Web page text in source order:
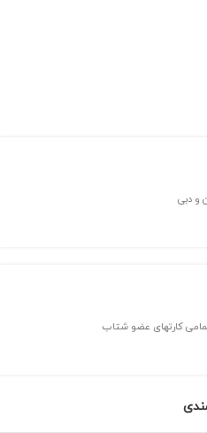
و دبی
کارتهای عضو شتاب